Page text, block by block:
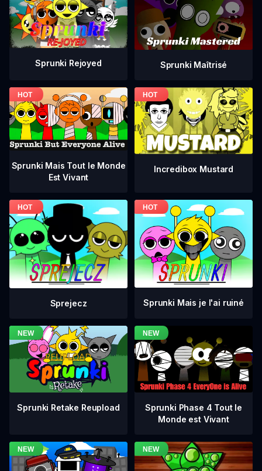
Sprunki Rejoyed Sprunki Maîtrisé
Sprunki Mais Tout le Monde
Est Vivant
Incredibox Mustard
Sprejecz Sprunki Mais je l'ai ruiné
Sprunki Retake Reupload
Sprunki Phase 4 Tout le
Monde est Vivant